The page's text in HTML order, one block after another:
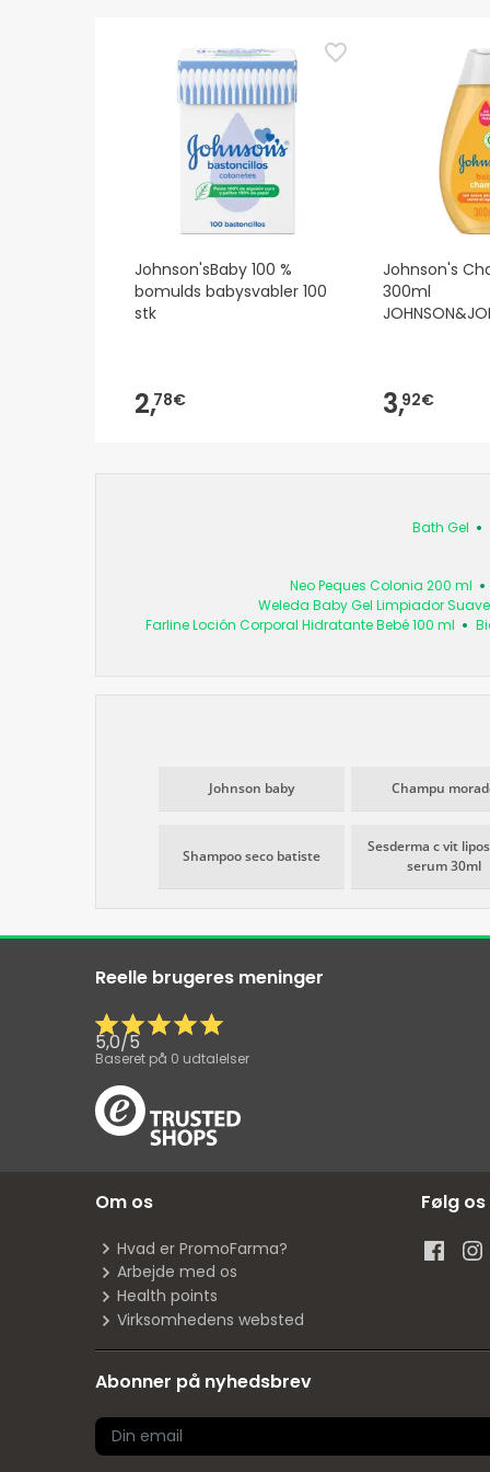
Johnson'sBaby 100 %
bomulds babysvabler 100
stk
2,78€
Johnson's
300ml
3,92€
Bath Gel
Neo Peques Colonia 200 ml
Weleda Baby Gel Limpiador
Farline Loción Corporal Hidratante Bebé 100 ml
Johnson baby Champu
Shampoo seco batiste
Sesderma c vit
serum 30ml
Reelle brugeres meninger
5,0/5
Baseret på 0 udtalelser
Om os
Hvad er PromoFarma?
Arbejde med os
Health points
Virksomhedens websted
Følg os
Abonner på nyhedsbrev